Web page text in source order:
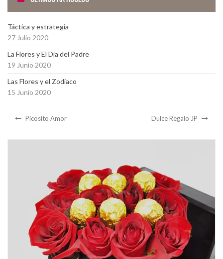
Táctica y estrategia
27 Julio 2020
La Flores y El Día del Padre
19 Junio 2020
Las Flores y el Zodiaco
15 Junio 2020
Picosito Amor Dulce Regalo JP